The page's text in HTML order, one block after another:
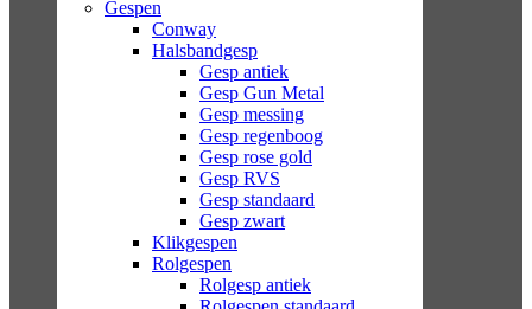
Gespen
Conway
Halsbandgesp
Gesp antiek
Gesp Gun Metal
Gesp messing
Gesp regenboog
Gesp rose gold
Gesp RVS
Gesp standaard
Gesp zwart
Klikgespen
Rolgespen
Rolgesp antiek